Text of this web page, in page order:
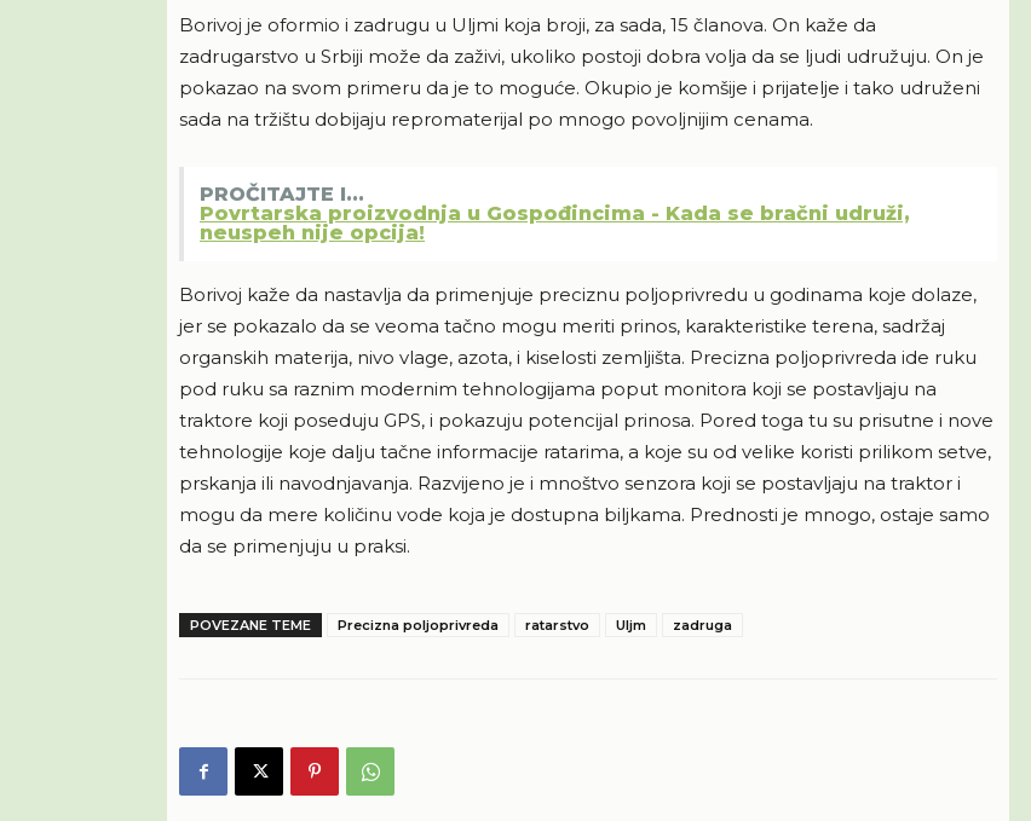
Borivoj je oformio i zadrugu u Uljmi koja broji, za sada, 15 članova. On kaže da
zadrugarstvo u Srbiji može da zaživi, ukoliko postoji dobra volja da se ljudi udružuju. On je
pokazao na svom primeru da je to moguće. Okupio je komšije i prijatelje i tako udruženi
sada na tržištu dobijaju repromaterijal po mnogo povoljnijim cenama.
PROČITAJTE I...
Povrtarska proizvodnja u Gospođincima - Kada se bračni udruži,
neuspeh nije opcija!
Borivoj kaže da nastavlja da primenjuje preciznu poljoprivredu u godinama koje dolaze,
jer se pokazalo da se veoma tačno mogu meriti prinos, karakteristike terena, sadržaj
organskih materija, nivo vlage, azota, i kiselosti zemljišta. Precizna poljoprivreda ide ruku
pod ruku sa raznim modernim tehnologijama poput monitora koji se postavljaju na
traktore koji poseduju GPS, i pokazuju potencijal prinosa. Pored toga tu su prisutne i nove
tehnologije koje dalju tačne informacije ratarima, a koje su od velike koristi prilikom setve,
prskanja ili navodnjavanja. Razvijeno je i mnoštvo senzora koji se postavljaju na traktor i
mogu da mere količinu vode koja je dostupna biljkama. Prednosti je mnogo, ostaje samo
da se primenjuju u praksi.
POVEZANE TEME Precizna poljoprivreda ratarstvo Uljm zadruga